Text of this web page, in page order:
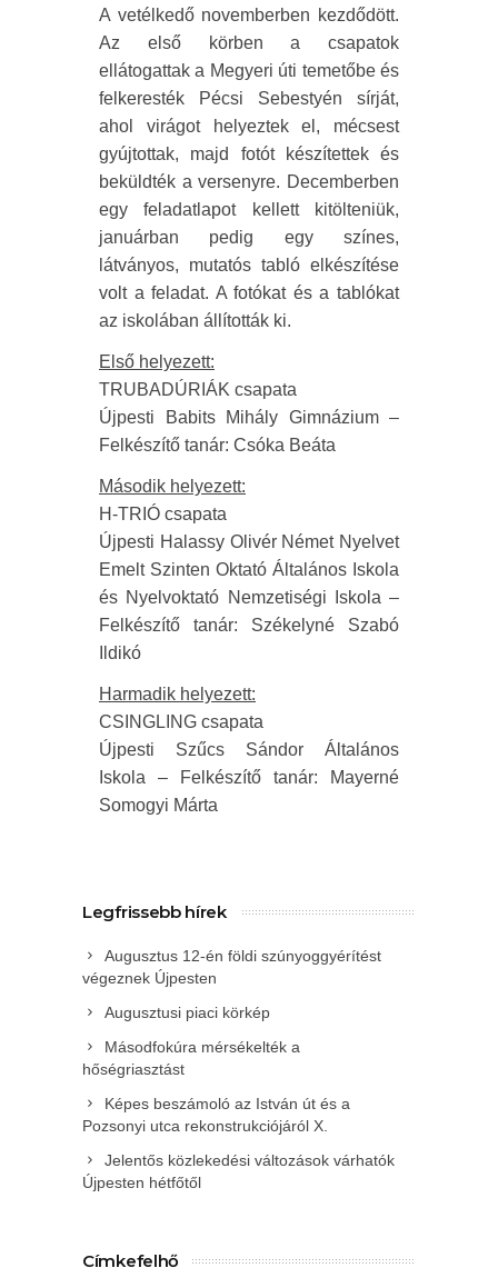
A vetélkedő novemberben kezdődött.
Az első körben a csapatok
ellátogattak a Megyeri úti temetőbe és
felkeresték Pécsi Sebestyén sírját,
ahol virágot helyeztek el, mécsest
gyújtottak, majd fotót készítettek és
beküldték a versenyre. Decemberben
egy feladatlapot kellett kitölteniük,
januárban pedig egy színes,
látványos, mutatós tabló elkészítése
volt a feladat. A fotókat és a tablókat
az iskolában állították ki.
Első helyezett:
TRUBADÚRIÁK csapata
Újpesti Babits Mihály Gimnázium –
Felkészítő tanár: Csóka Beáta
Második helyezett:
H-TRIÓ csapata
Újpesti Halassy Olivér Német Nyelvet
Emelt Szinten Oktató Általános Iskola
és Nyelvoktató Nemzetiségi Iskola –
Felkészítő tanár: Székelyné Szabó
Ildikó
Harmadik helyezett:
CSINGLING csapata
Újpesti Szűcs Sándor Általános
Iskola – Felkészítő tanár: Mayerné
Somogyi Márta
Legfrissebb hírek
Augusztus 12-én földi szúnyoggyérítést
végeznek Újpesten
Augusztusi piaci körkép
Másodfokúra mérsékelték a
hőségriasztást
Képes beszámoló az István út és a
Pozsonyi utca rekonstrukciójáról X.
Jelentős közlekedési változások várhatók
Újpesten hétfőtől
Címkefelhő